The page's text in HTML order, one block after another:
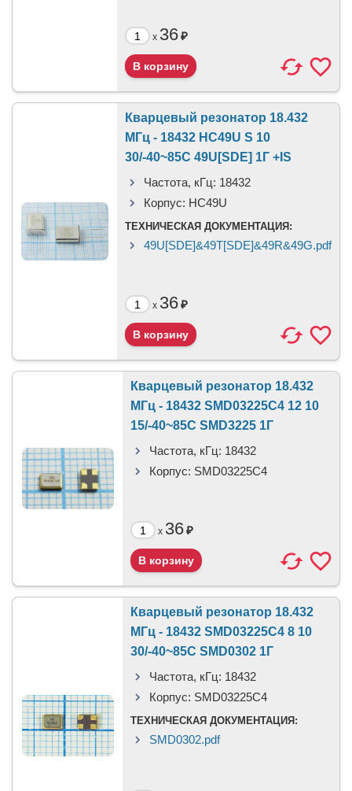
x 36₽
Кварцевый резонатор 18.432
МГц - 18432 HC49U S 10
30/-40~85C 49U[SDE] 1Г +IS
Частота, кГц: 18432
Корпус: HC49U
ТЕХНИЧЕСКАЯ ДОКУМЕНТАЦИЯ:
49U[SDE]&49T[SDE]&49R&49G.pdf
x 36₽
Кварцевый резонатор 18.432
МГц - 18432 SMD03225C4 12 10
15/-40~85C SMD3225 1Г
Частота, кГц: 18432
Корпус: SMD03225C4
x 36₽
Кварцевый резонатор 18.432
МГц - 18432 SMD03225C4 8 10
30/-40~85C SMD0302 1Г
Частота, кГц: 18432
Корпус: SMD03225C4
ТЕХНИЧЕСКАЯ ДОКУМЕНТАЦИЯ:
SMD0302.pdf